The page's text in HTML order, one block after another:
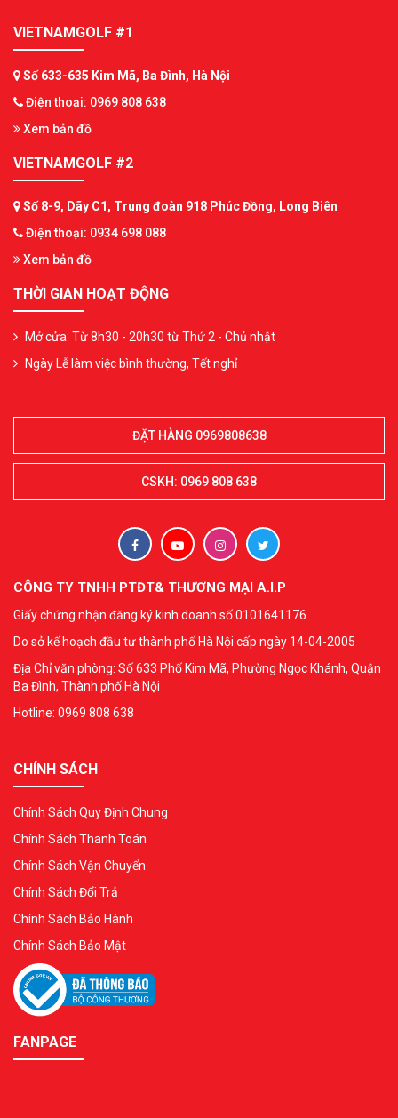
VIETNAMGOLF #1
Số 633-635 Kim Mã, Ba Đình, Hà Nội
Điện thoại: 0969 808 638
Xem bản đồ
VIETNAMGOLF #2
Số 8-9, Dãy C1, Trung đoàn 918 Phúc Đồng, Long Biên
Điện thoại: 0934 698 088
Xem bản đồ
THỜI GIAN HOẠT ĐỘNG
Mở cửa: Từ 8h30 - 20h30 từ Thứ 2 - Chủ nhật
Ngày Lễ làm việc bình thường, Tết nghỉ
ĐẶT HÀNG 0969808638
CSKH: 0969 808 638
CÔNG TY TNHH PTĐT& THƯƠNG MẠI A.I.P
Giấy chứng nhận đăng ký kinh doanh số 0101641176
Do sở kế hoạch đầu tư thành phố Hà Nội cấp ngày 14-04-2005
Địa Chỉ văn phòng: Số 633 Phố Kim Mã, Phường Ngọc Khánh, Quận
Ba Đình, Thành phố Hà Nội
Hotline: 0969 808 638
CHÍNH SÁCH
Chính Sách Quy Định Chung
Chính Sách Thanh Toán
Chính Sách Vận Chuyển
Chính Sách Đổi Trả
Chính Sách Bảo Hành
Chính Sách Bảo Mật
FANPAGE